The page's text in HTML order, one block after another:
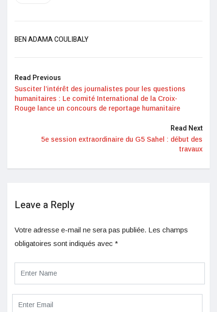
BEN ADAMA COULIBALY
Read Previous
Susciter l’intérêt des journalistes pour les questions
humanitaires : Le comité International de la Croix-
Rouge lance un concours de reportage humanitaire
Read Next
5e session extraordinaire du G5 Sahel : début des
travaux
Leave a Reply
Votre adresse e-mail ne sera pas publiée. Les champs
obligatoires sont indiqués avec *